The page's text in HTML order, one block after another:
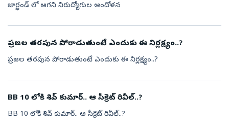
జార్ఖండ్ లో ఆగని నిరుద్యోగుల ఆందోళన
ప్రజల తరపున పోరాడుతుంటే ఎందుకు ఈ నిర్లక్ష్యం..?
ప్రజల తరపున పోరాడుతుంటే ఎందుకు ఈ నిర్లక్ష్యం..?
BB 10 లోకి శివ్ కుమార్.. ఆ సీక్రెట్ రివీల్..?
BB 10 లోకి శివ్ కుమార్.. ఆ సీక్రెట్ రివీల్..?